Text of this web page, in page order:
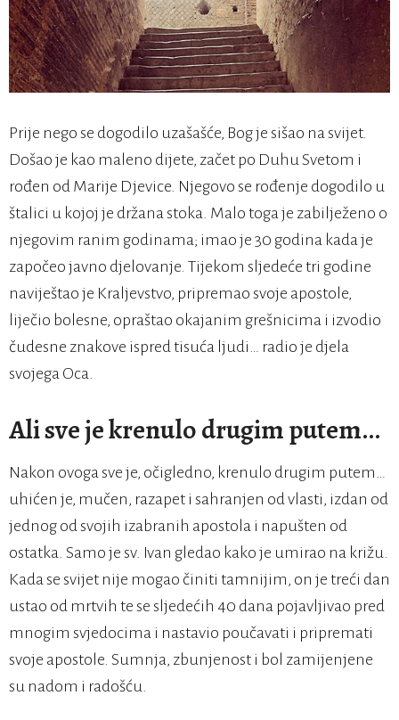
Prije nego se dogodilo uzašašće, Bog je sišao na svijet.
Došao je kao maleno dijete, začet po Duhu Svetom i
rođen od Marije Djevice. Njegovo se rođenje dogodilo u
štalici u kojoj je držana stoka. Malo toga je zabilježeno o
njegovim ranim godinama; imao je 30 godina kada je
započeo javno djelovanje. Tijekom sljedeće tri godine
naviještao je Kraljevstvo, pripremao svoje apostole,
liječio bolesne, opraštao okajanim grešnicima i izvodio
čudesne znakove ispred tisuća ljudi… radio je djela
svojega Oca.
Ali sve je krenulo drugim putem…
Nakon ovoga sve je, očigledno, krenulo drugim putem…
uhićen je, mučen, razapet i sahranjen od vlasti, izdan od
jednog od svojih izabranih apostola i napušten od
ostatka. Samo je sv. Ivan gledao kako je umirao na križu.
Kada se svijet nije mogao činiti tamnijim, on je treći dan
ustao od mrtvih te se sljedećih 40 dana pojavljivao pred
mnogim svjedocima i nastavio poučavati i pripremati
svoje apostole. Sumnja, zbunjenost i bol zamijenjene
su nadom i radošću.